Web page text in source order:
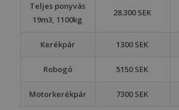
Teljes ponyvás
19m3, 1100kg
28.300 SEK
Kerékpár 1300 SEK
Robogó 5150 SEK
Motorkerékpár 7300 SEK